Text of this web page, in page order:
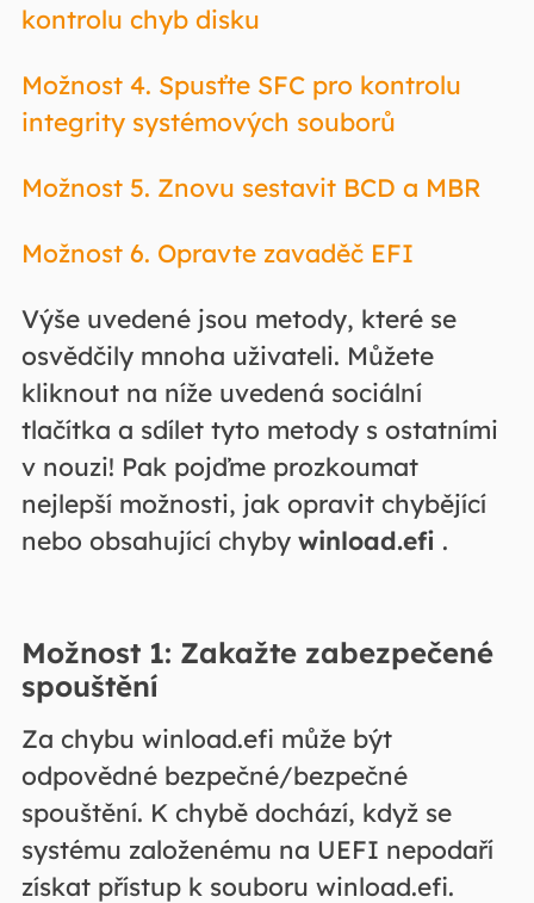
kontrolu chyb disku
Možnost 4. Spusťte SFC pro kontrolu
integrity systémových souborů
Možnost 5. Znovu sestavit BCD a MBR
Možnost 6. Opravte zavaděč EFI
Výše uvedené jsou metody, které se
osvědčily mnoha uživateli. Můžete
kliknout na níže uvedená sociální
tlačítka a sdílet tyto metody s ostatními
v nouzi! Pak pojďme prozkoumat
nejlepší možnosti, jak opravit chybějící
nebo obsahující chyby winload.efi .
Možnost 1: Zakažte zabezpečené
spouštění
Za chybu winload.efi může být
odpovědné bezpečné/bezpečné
spouštění. K chybě dochází, když se
systému založenému na UEFI nepodaří
získat přístup k souboru winload.efi.